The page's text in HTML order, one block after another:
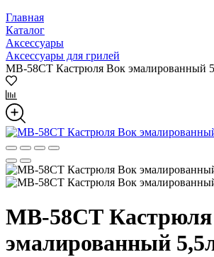
Главная
Каталог
Аксессуары
Аксессуары для грилей
МВ-58СТ Кастрюля Вок эмалированный
МВ-58СТ
эмалированный